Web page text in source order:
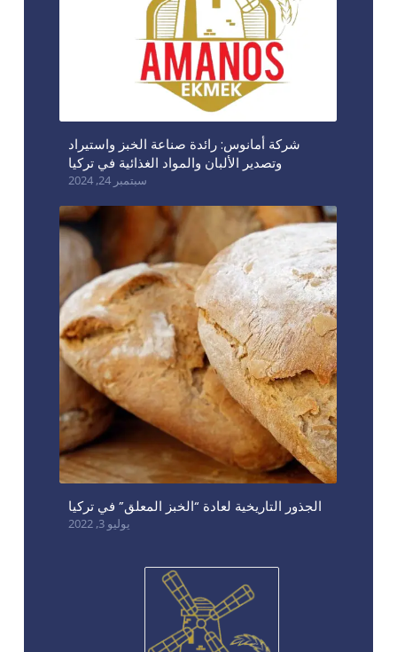
شركة أمانوس: رائدة صناعة الخبز واستيراد
وتصدير الألبان والمواد الغذائية في تركيا
سبتمبر 24, 2024
الجذور التاريخية لعادة “الخبز المعلق” في تركيا
يوليو 3, 2022